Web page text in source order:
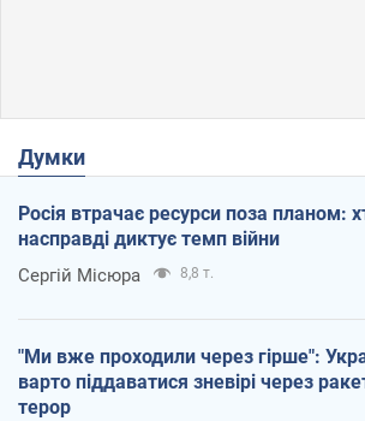
Думки
Росія втрачає ресурси поза планом:
насправді диктує темп війни
Сергій Місюра 8,8 т.
"Ми вже проходили через гірше":
варто піддаватися зневірі через
терор